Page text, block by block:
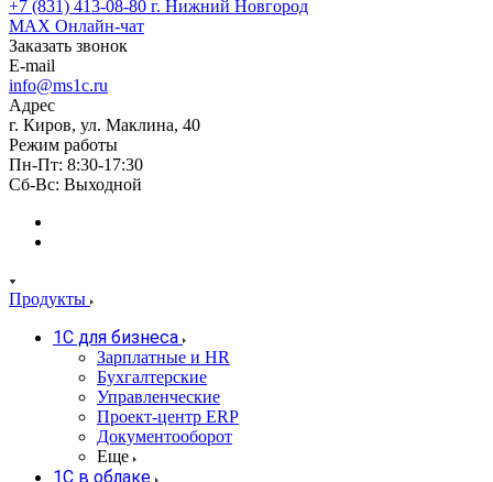
+7 (831) 413-08-80 г. Нижний Новгород
MAX Онлайн-чат
Заказать звонок
E-mail
info@ms1c.ru
Адрес
г. Киров, ул. Маклина, 40
Режим работы
Пн-Пт: 8:30-17:30
Cб-Вс: Выходной
Продукты
1С для бизнеса
Зарплатные и HR
Бухгалтерские
Управленческие
Проект-центр ERP
Документооборот
Еще
1C в облаке